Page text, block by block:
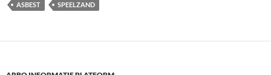
ASBEST SPEELZAND